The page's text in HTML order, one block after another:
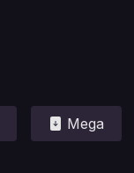
Mega